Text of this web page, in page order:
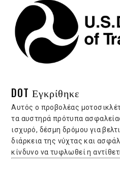
DOT Εγκρίθηκε
Αυτός ο προβολέας
τα αυστηρά πρότυπα
ισχυρό, δέσμη δρόμου για
διάρκεια της νύχτας και
κίνδυνο να τυφλωθεί η